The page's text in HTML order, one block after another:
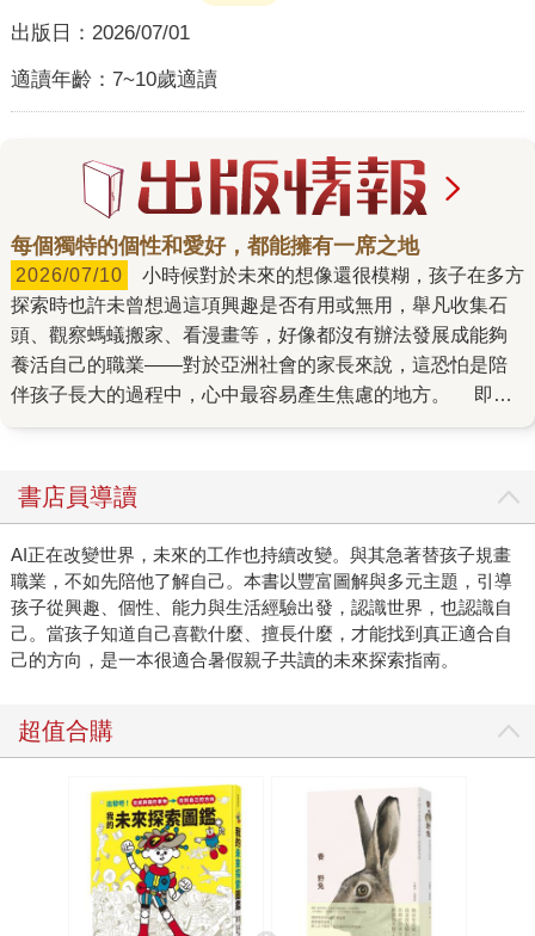
出版日： 2026/07/01
適讀年齡： 7~10歲適讀
每個獨特的個性和愛好，都能擁有一席之地
2026/07/10
探索時也許未曾想過這項興趣是否有用或無用，舉凡收集石
頭、觀察螞蟻搬家、看漫畫等，好像都沒有辦法發展成能夠
養活自己的職業——對於亞洲社會的家長來說，這恐怕是陪
伴孩子長大的過程中，心中最容易產生焦慮的地方。 即便
然而這本書正是要幫助讀者找出自己的興趣，讓抽象的「喜
歡」逐漸變得具體。原來喜歡動物的人不一定只能當獸醫，
熱愛畫畫的人也不只有成為藝術家一條路，看似微不足道的
好奇心與熱情，都可能成為認識世界、認識自己的起點。
這本書的使用方法非常彈性，無論讀者是想先透過「學科性
向測驗」先確認自己的興趣落在何種學問領域，再來翻看後
面的研究主題；或是直接尋找感興趣的研究主題，透過問答
上取經，「專家輕鬆聊」帶領讀者了解他們如何發掘興趣，
並逐步點亮自己的技能樹，找到能投注熱情的天職；甚至，
如果一點頭緒也沒有，書末的「找出興趣的方法」或許能提
供一臂之力，用不同的角度去找到屬於自己的答案。在編輯
這本書的過程中，也根據臺灣的學科與現狀逐一調整內容，
讀來更加接地。 曾聽過一句話給家長的話：不要讓自己對
未來的想像，成為孩子發展的天花板。在「師」字輩仍為顯
學的現代社會，也許很少人能夠真的把興趣當飯吃，但更重
書店員導讀
AI正在改變世界，未來的工作也持續改變。與其急著替孩子規畫
職業，不如先陪他了解自己。本書以豐富圖解與多元主題，引導
孩子從興趣、個性、能力與生活經驗出發，認識世界，也認識自
己。當孩子知道自己喜歡什麼、擅長什麼，才能找到真正適合自
己的方向，是一本很適合暑假親子共讀的未來探索指南。
超值合購